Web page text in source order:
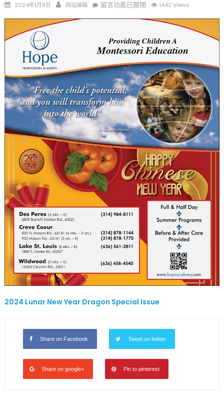
执掌密苏里植物园近四十年 致力推动全球植物多样性研究与中美
合作 Peter Raven 博士逝世 享年89岁
一晃三十年，初夏又相逢。中华日，等你来赴约 —— 密苏里植物
园“中华日三十周年特别报道（五）
筝声与琴韵交汇：刘励(Li Statler)与钢琴家Darek演绎一场古筝
与钢琴的精彩对话
Posted
2024年1月8日 Author
网站编辑
在
Academy〉
中
留言功能已關閉 1442 Views
2024 Lunar New Year Dragon Special Issue
Share on Facebook Tweet on twitter
Share on google+ Pin to pinterest